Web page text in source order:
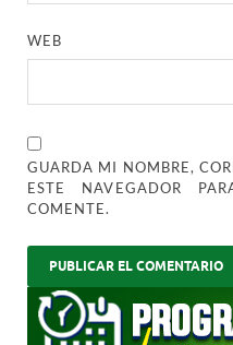
WEB
GUARDA MI NOMBRE,
ESTE NAVEGADOR
COMENTE.